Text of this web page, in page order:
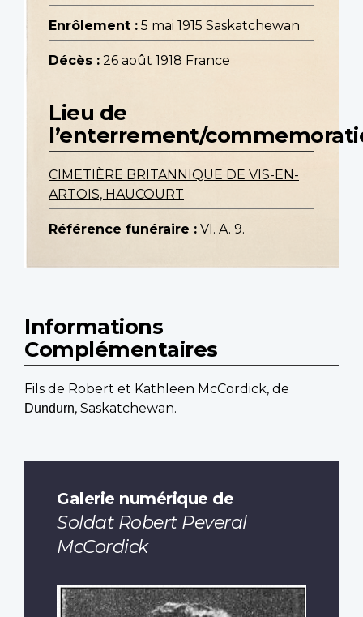
Enrôlement : 5 mai 1915 Saskatchewan
Décès : 26 août 1918 France
Lieu de
l’enterrement/
CIMETIÈRE BRITANNIQUE DE VIS-EN-
ARTOIS, HAUCOURT
Référence funéraire : VI. A. 9.
Informations
Complémentaires
Fils de Robert et Kathleen McCordick, de
Dundurn, Saskatchewan.
Galerie numérique de
Soldat Robert Peveral
McCordick